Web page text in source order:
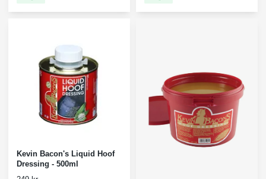
Kevin Bacon's Liquid Hoof
Dressing - 500ml